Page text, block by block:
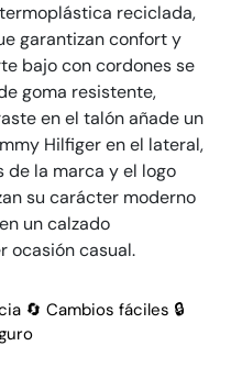
reciclada,
garantizan confort y
bajo con cordones se
goma resistente,
en el talón añade un
Hilfiger en el lateral,
la marca y el logo
su carácter moderno
un calzado
ocasión casual.
🔄 Cambios fáciles 🔒